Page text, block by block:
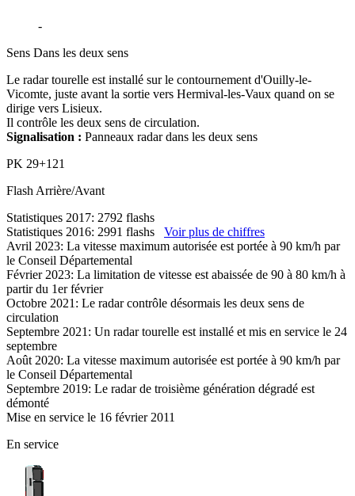
-
Sens Dans les deux sens
Le radar tourelle est installé sur le contournement d'Ouilly-le-
Vicomte, juste avant la sortie vers Hermival-les-Vaux quand on se
dirige vers Lisieux.
Il contrôle les deux sens de circulation.
Signalisation : Panneaux radar dans les deux sens
PK 29+121
Flash Arrière/Avant
Statistiques 2017: 2792 flashs
Statistiques 2016: 2991 flashs Voir plus de chiffres
Avril 2023: La vitesse maximum autorisée est portée à 90 km/h par
le Conseil Départemental
Février 2023: La limitation de vitesse est abaissée de 90 à 80 km/h à
partir du 1er février
Octobre 2021: Le radar contrôle désormais les deux sens de
circulation
Septembre 2021: Un radar tourelle est installé et mis en service le 24
septembre
Août 2020: La vitesse maximum autorisée est portée à 90 km/h par
le Conseil Départemental
Septembre 2019: Le radar de troisième génération dégradé est
démonté
Mise en service le 16 février 2011
En service